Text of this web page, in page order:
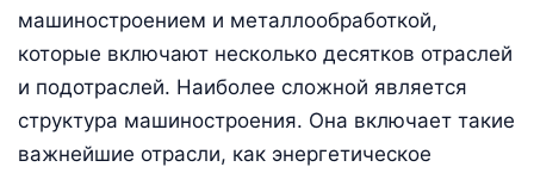
машиностроением и металлообработкой,
которые включают несколько десятков отраслей
и подотраслей. Наиболее сложной является
структура машиностроения. Она включает такие
важнейшие отрасли, как энергетическое